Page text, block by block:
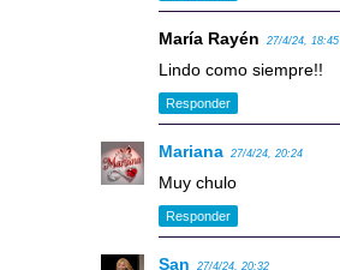
María Rayén 27/4/24, 18:45
Lindo como siempre!!
Responder
Mariana 27/4/24, 20:24
Muy chulo
Responder
San 27/4/24, 20:32